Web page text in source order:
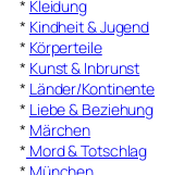
* Kleidung
* Kindheit & Jugend
* Körperteile
* Kunst & Inbrunst
* Länder/Kontinente
* Liebe & Beziehung
* Märchen
* Mord & Totschlag